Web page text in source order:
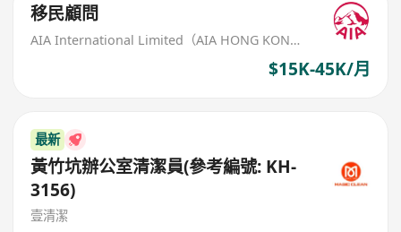
移民顧問
AIA International Limited（AIA HONG KONG）
$15K-45K/月
最新
黃竹坑辦公室清潔員(參考編號: KH-
3156)
壹清潔